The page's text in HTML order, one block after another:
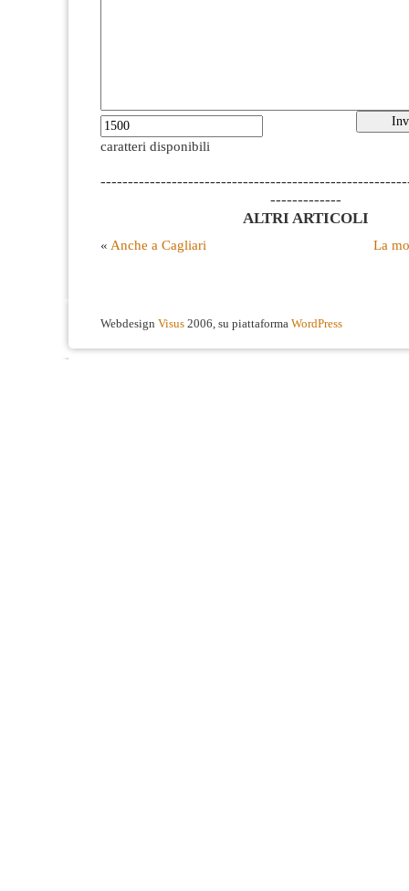
caratteri disponibili
-------------
ALTRI ARTICOLI
« Anche a Cagliari La
Webdesign Visus 2006, su piattaforma WordPress